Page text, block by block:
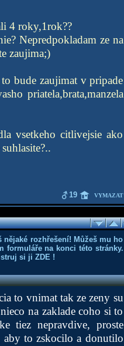
4 roky,1rok??
Nepredpokladam ze na
zaujima;)
bude zaujimat v pripade
priatela,brata,manzela
vsetkeho citlivejsie ako
19 VYMAZAT
rozhřešení! Můžeš mu ho
formuláře na konci této stránky.
si ji ZDE!
to vnimat tak ze zeny su
na zaklade coho si to
tiez nepravdive, proste
aby to zskocilo a donutilo